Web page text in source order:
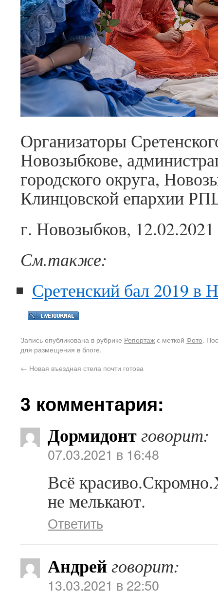
Организаторы
Новозыбкове,
городского округа,
Клинцовской епархии
г. Новозыбков, 12.02.2021
См.также:
Сретенский бал 2019 в
Запись опубликована в рубрике Репортажс меткой Фото.
для размещения в блоге.
← Новая въездная стела почти готова
3 комментария:
Дормидонтговорит:
07.03.2021 в 16:48
Всё
не мелькают.
Ответить
Андрей говорит:
13.03.2021 в 22:50